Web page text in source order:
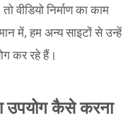
वीडियो निर्माण का काम
में, हम अन्य साइटों से उन्हें
कर रहे हैं।
कैसे करना